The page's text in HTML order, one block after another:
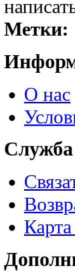
Метки:
О нас